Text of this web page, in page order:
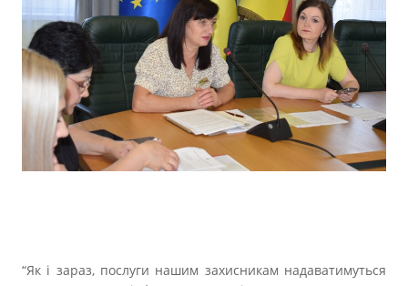
“Як і зараз, послуги нашим захисникам надаватимуться